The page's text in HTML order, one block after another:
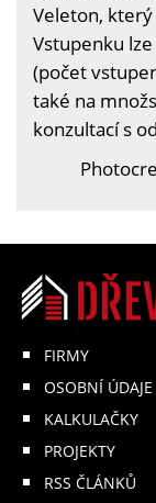
Veleton,
Vstupenku
(počet
také na
konzultací s
FIRMY
OSOBNÍ ÚDAJE
KALKULAČKY
PROJEKTY
RSS ČLÁNKŮ